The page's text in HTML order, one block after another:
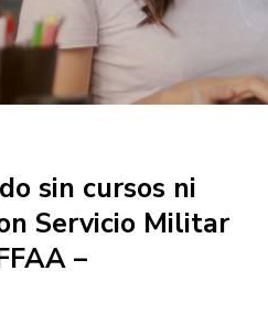
sin cursos ni
Servicio Militar
–